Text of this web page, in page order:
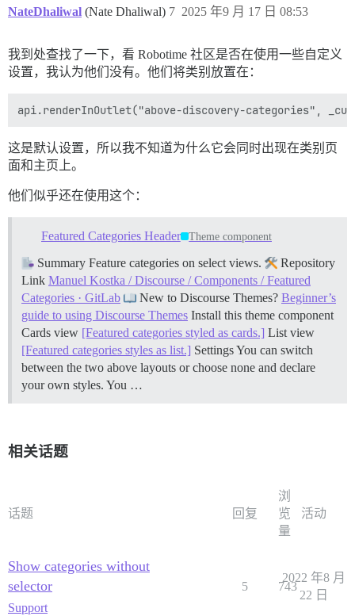
NateDhaliwal (Nate Dhaliwal) 2025 年9 月 17 日 08:53
7
我到处查找了一下，看 Robotime 社区是否在使用一些自定义
设置，我认为他们没有。他们将类别放置在：
这是默认设置，所以我不知道为什么它会同时出现在类别页
面和主页上。
他们似乎还在使用这个：
Featured Categories Header Theme component
Summary Feature categories on select views.
Repository
Link Manuel Kostka / Discourse / Components / Featured
Categories · GitLab
New to Discourse Themes? Beginner’s
guide to using Discourse Themes Install this theme component
Cards view [Featured categories styled as cards.] List view
[Featured categories styles as list.] Settings You can switch
between the two above layouts or choose none and declare
your own styles. You …
相关话题
话题 回复
浏
览
量
活动
Show categories without
selector
Support
5 743
2022 年8 月
22 日